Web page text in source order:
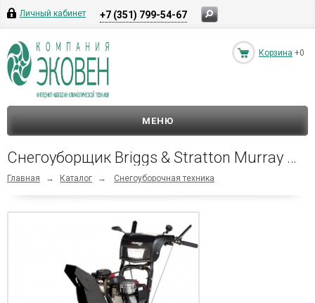
Личный кабинет +7 (351) 799-54-67
Корзина +0
МЕНЮ
Снегоуборщик Briggs & Stratton Murray MM691150E
Главная → Каталог → Снегоуборочная техника